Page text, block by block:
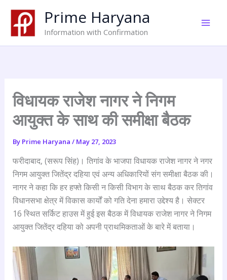
content
Prime Haryana
Information with Confirmation
विधायक राजेश नागर ने निगम
आयुक्त के साथ की समीक्षा बैठक
By Prime Haryana / May 27, 2023
फरीदाबाद, (सरूप सिंह)। तिगांव के भाजपा विधायक राजेश नागर ने नगर
निगम आयुक्त जितेंद्र दहिया एवं अन्य अधिकारियों संग समीक्षा बैठक की।
नागर ने कहा कि हर हफ्ते किसी न किसी विभाग के साथ बैठक कर तिगांव
विधानसभा क्षेत्र में विकास कार्यों को गति देना हमारा उद्देश्य है। सेक्टर
16 स्थित सर्किट हाउस में हुई इस बैठक में विधायक राजेश नागर ने निगम
आयुक्त जितेंद्र दहिया को अपनी प्राथमिकताओं के बारे में बताया।